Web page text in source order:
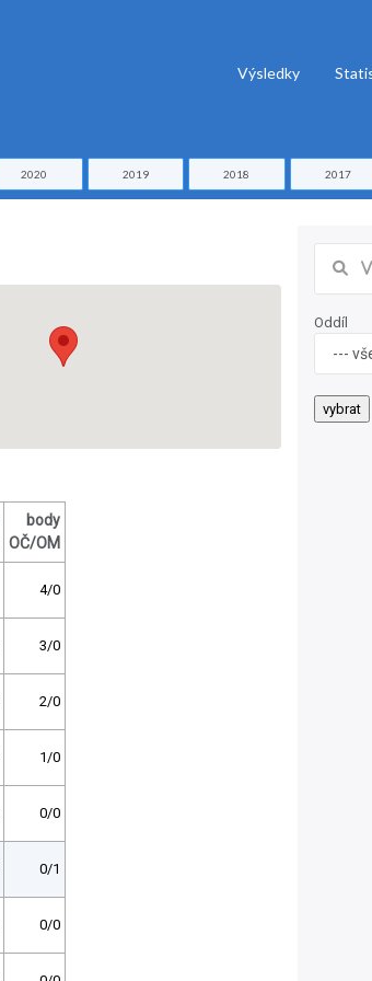
Výsledky
2020 2019 2018 2017
body
OČ/OM
4/0
3/0
2/0
1/0
0/0
0/1
0/0
Oddíl